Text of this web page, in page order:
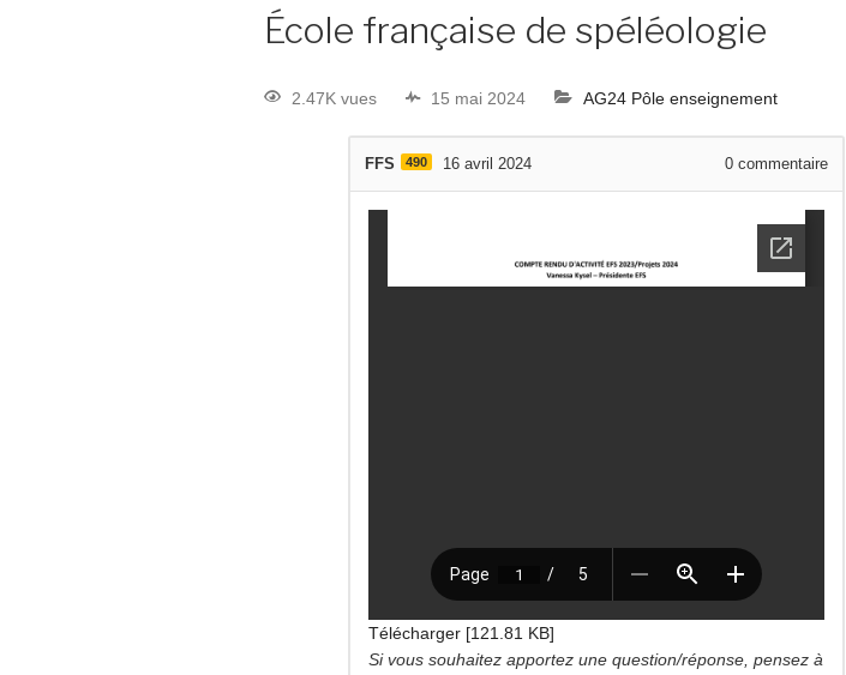
École française de spéléologie
2.47K vues 15 mai 2024 AG24 Pôle enseignement
FFS 490 16 avril 2024 0 commentaire
Télécharger [121.81 KB]
Si vous souhaitez apportez une question/réponse, pensez à